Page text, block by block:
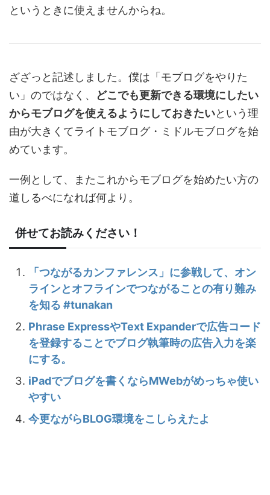
というときに使えませんからね。
ざざっと記述しました。僕は「モブログをやりた
い」のではなく、
どこでも更新できる環境にしたい
からモブログを使えるようにしておきたいという理
由が大きくてライトモブログ・ミドルモブログを始
めています。
一例として、またこれからモブログを始めたい方の
道しるべになれば何より。
併せてお読みください！
「つながるカンファレンス」に参戦して、オン
ラインとオフラインでつながることの有り難み
を知る #tunakan
Phrase ExpressやText Expanderで広告コード
を登録することでブログ執筆時の広告入力を楽
にする。
iPadでブログを書くならMWebがめっちゃ使い
やすい
今更ながらBLOG環境をこしらえたよ